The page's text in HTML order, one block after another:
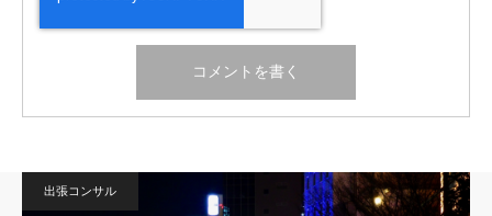
出張コンサル